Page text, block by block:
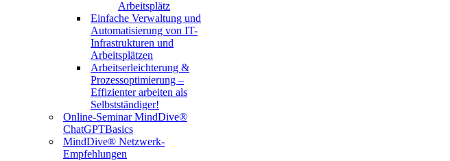
Arbeitsplätz
Einfache Verwaltung und
Automatisierung von IT-
Infrastrukturen und
Arbeitsplätzen
Arbeitserleichterung &
Prozessoptimierung –
Effizienter arbeiten als
Selbstständiger!
Online-Seminar MindDive®
ChatGPTBasics
MindDive® Netzwerk-
Empfehlungen